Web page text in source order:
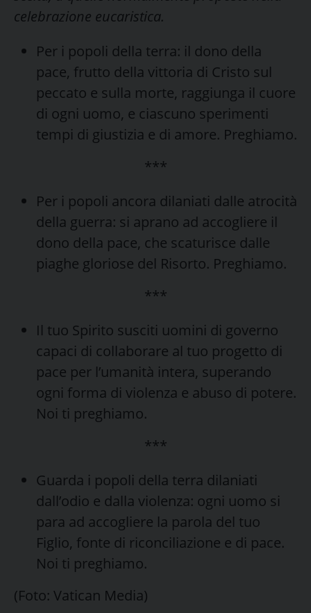
celebrazione eucaristica.
Per i popoli della terra: il dono della
pace, frutto della vittoria di Cristo sul
peccato e sulla morte, raggiunga il cuore
di ogni uomo, e ciascuno sperimenti
tempi di giustizia e di amore. Preghiamo.
***
Per i popoli ancora dilaniati dalle atrocità
della guerra: si aprano ad accogliere il
dono della pace, che scaturisce dalle
piaghe gloriose del Risorto. Preghiamo.
***
Il tuo Spirito susciti uomini di governo
capaci di collaborare al tuo progetto di
pace per l’umanità intera, superando
ogni forma di violenza e abuso di potere.
Noi ti preghiamo.
***
Guarda i popoli della terra dilaniati
dall’odio e dalla violenza: ogni uomo si
para ad accogliere la parola del tuo
Figlio, fonte di riconciliazione e di pace.
Noi ti preghiamo.
(Foto: Vatican Media)